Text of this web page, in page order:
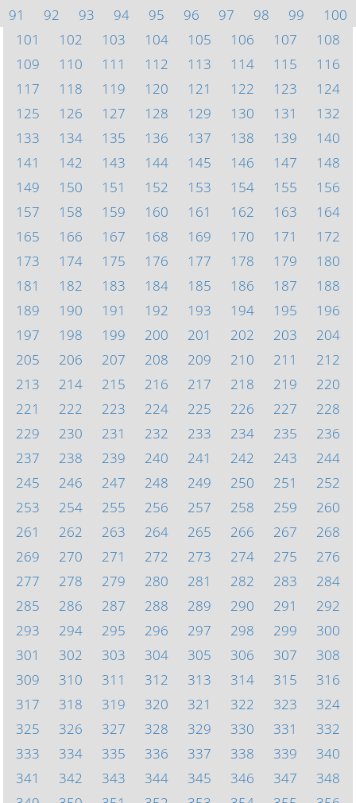
91
92 93 94 95 96 97 98 99
100
101
102 103 104 105 106 107
108
109
110 111 112 113 114 115
116
117
118 119 120 121 122 123
124
125
126 127 128 129 130 131
132
133
134 135 136 137 138 139
140
141
142 143 144 145 146 147
148
149
150 151 152 153 154 155
156
157
158 159 160 161 162 163
164
165
166 167 168 169 170 171
172
173
174 175 176 177 178 179
180
181
182 183 184 185 186 187
188
189
190 191 192 193 194 195
196
197
198 199 200 201 202 203
204
205
206 207 208 209 210 211
212
213
214 215 216 217 218 219
220
221
222 223 224 225 226 227
228
229
230 231 232 233 234 235
236
237
238 239 240 241 242 243
244
245
246 247 248 249 250 251
252
253
254 255 256 257 258 259
260
261
262 263 264 265 266 267
268
269
270 271 272 273 274 275
276
277
278 279 280 281 282 283
284
285
286 287 288 289 290 291
292
293
294 295 296 297 298 299
300
301
302 303 304 305 306 307
308
309
310 311 312 313 314 315
316
317
318 319 320 321 322 323
324
325
326 327 328 329 330 331
332
333
334 335 336 337 338 339
340
341
342 343 344 345 346 347
348